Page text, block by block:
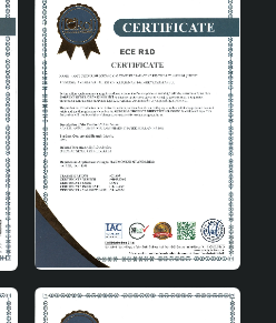
Buluşması
Abajur, estetik ve işlevselliği
seramik malzemesi, her bir
olmasını sağlar. E27 duy tipi,
sunarak, farklı ışık
atmosferi yaratma imkanı
abajuru hem estetik bir
çözümü haline
Abajur, zarif ve modern
için ideal bir seçimdir. El